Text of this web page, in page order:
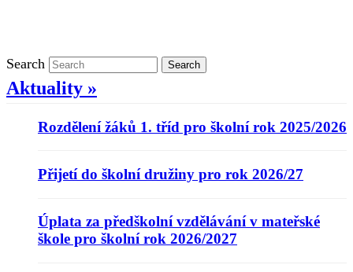
Search Search
Aktuality »
Rozdělení žáků 1. tříd pro školní rok 2025/2026
Přijetí do školní družiny pro rok 2026/27
Úplata za předškolní vzdělávání v mateřské
škole pro školní rok 2026/2027